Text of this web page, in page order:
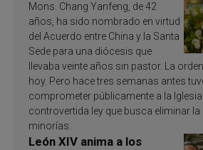
Mons. Chang Yanfeng, de 42
años, ha sido nombrado en virtud
del Acuerdo entre China y la Santa
Sede para una diócesis que
llevaba veinte años sin pastor. La
hoy. Pero hace tres semanas antes
comprometer públicamente a la
controvertida ley que busca eliminar la
minorías.
León XIV anima a los